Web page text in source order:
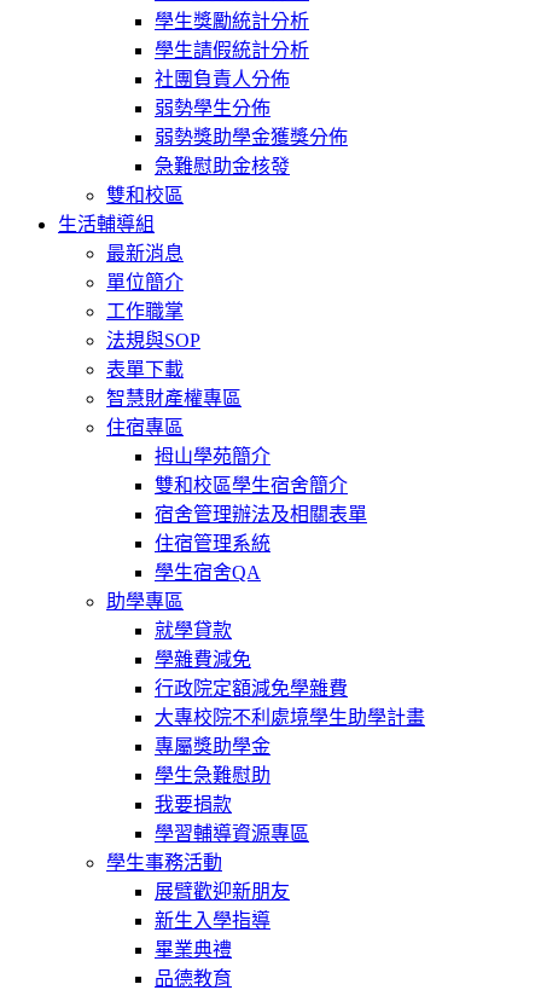
學生獎勵統計分析
學生請假統計分析
社團負責人分佈
弱勢學生分佈
弱勢獎助學金獲獎分佈
急難慰助金核發
雙和校區
生活輔導組
最新消息
單位簡介
工作職掌
法規與SOP
表單下載
智慧財產權專區
住宿專區
拇山學苑簡介
雙和校區學生宿舍簡介
宿舍管理辦法及相關表單
住宿管理系統
學生宿舍QA
助學專區
就學貸款
學雜費減免
行政院定額減免學雜費
大專校院不利處境學生助學計畫
專屬獎助學金
學生急難慰助
我要捐款
學習輔導資源專區
學生事務活動
展臂歡迎新朋友
新生入學指導
畢業典禮
品德教育